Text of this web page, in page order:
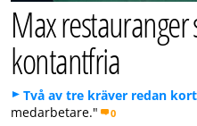
Max restauranger
kontantfria
Två av tre kräver redan
medarbetare."
0